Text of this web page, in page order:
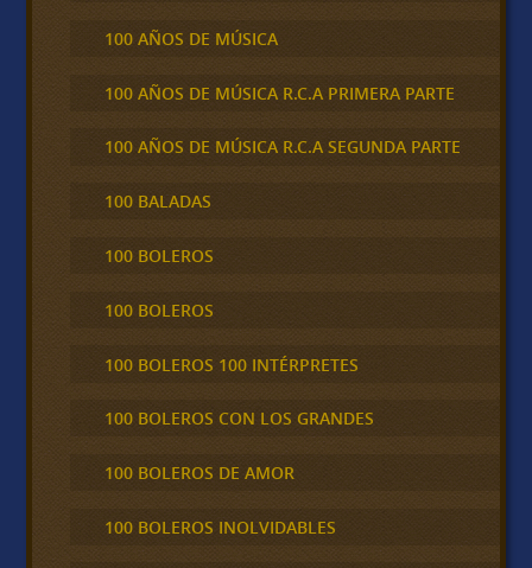
100 AÑOS DE MÚSICA
100 AÑOS DE MÚSICA R.C.A PRIMERA PARTE
100 AÑOS DE MÚSICA R.C.A SEGUNDA PARTE
100 BALADAS
100 BOLEROS
100 BOLEROS
100 BOLEROS 100 INTÉRPRETES
100 BOLEROS CON LOS GRANDES
100 BOLEROS DE AMOR
100 BOLEROS INOLVIDABLES